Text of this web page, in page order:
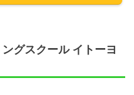
グスクール イトーヨ